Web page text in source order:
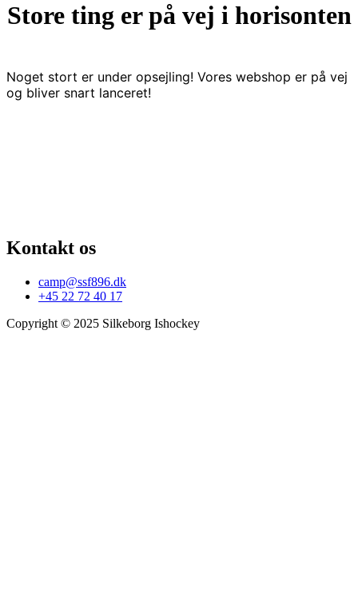
Store ting er på vej i horisonten
Noget stort er under opsejling! Vores webshop er på vej
og bliver snart lanceret!
Kontakt os
camp@ssf896.dk
+45 22 72 40 17
Copyright © 2025 Silkeborg Ishockey